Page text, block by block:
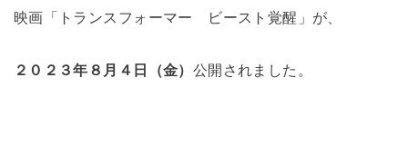
映画「トランスフォーマー ビースト覚醒」が、
２０２３年８月４日（金） 公開されました。